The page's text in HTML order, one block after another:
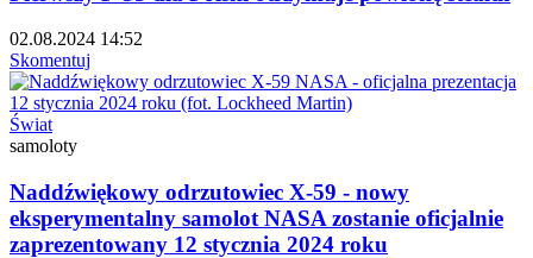
02.08.2024 14:52
Skomentuj
Świat
samoloty
Naddźwiękowy odrzutowiec X-59 - nowy
eksperymentalny samolot NASA zostanie oficjalnie
zaprezentowany 12 stycznia 2024 roku